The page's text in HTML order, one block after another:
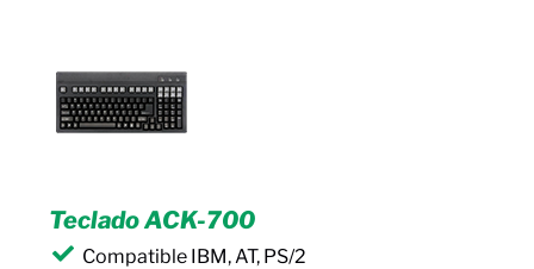
Teclado ACK-700
Compatible IBM, AT, PS/2